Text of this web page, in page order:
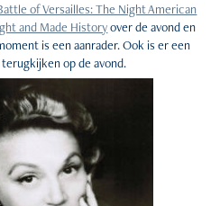
of Versailles: The Night American
and Made Historyover de avond en
is een aanrader. Ook is er een
op de avond.